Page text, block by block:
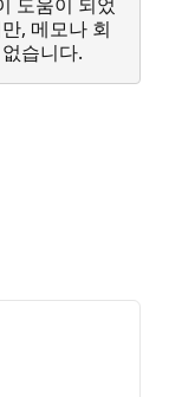
, 메모나 회
습니다.